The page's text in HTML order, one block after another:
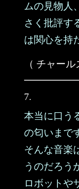
ムの見物人
さく批評す
は関心を持
（ チャー
7.
本当に口う
の匂いまで
そんな音楽
うのだろう
ロボットや